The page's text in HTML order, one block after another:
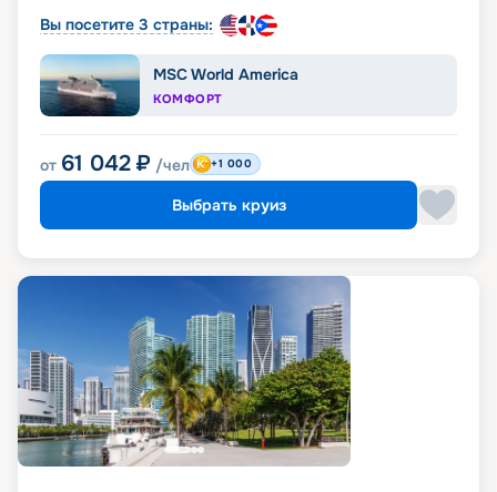
Вы посетите 3 страны:
MSC World America
КОМФОРТ
от 61 042 ₽ /чел +1 000
Выбрать круиз